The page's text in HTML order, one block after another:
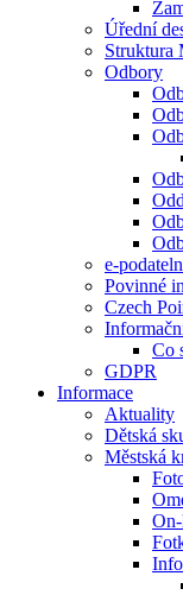
Úřední
Struktura
Odbory
e-
Povinné
Czech
Co
GDPR
Informace
Aktuality
Dětská
Městská